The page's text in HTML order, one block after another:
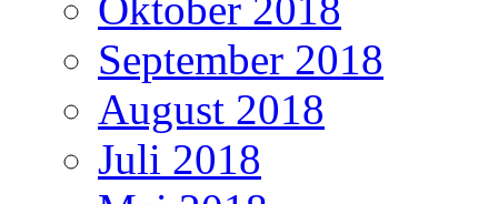
September 2018
August 2018
Juli 2018